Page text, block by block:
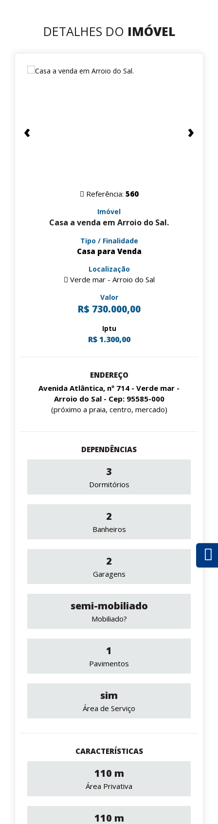
DETALHES DO IMÓVEL
‹ ›
Referência: 560
Imóvel
Casa a venda em Arroio do Sal.
Tipo / Finalidade
Casa para Venda
Localização
Verde mar - Arroio do Sal
Valor
R$ 730.000,00
Iptu
R$ 1.300,00
ENDEREÇO
Avenida Atlântica, nº 714 - Verde mar -
Arroio do Sal - Cep: 95585-000
(próximo a praia, centro, mercado)
DEPENDÊNCIAS
3
Dormitórios
2
Banheiros
2
Garagens
semi-mobiliado
Mobiliado?
1
Pavimentos
sim
Área de Serviço
CARACTERÍSTICAS
110 m
Área Privativa
110 m